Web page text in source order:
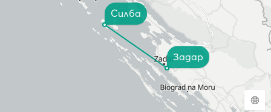
Силба
Задар